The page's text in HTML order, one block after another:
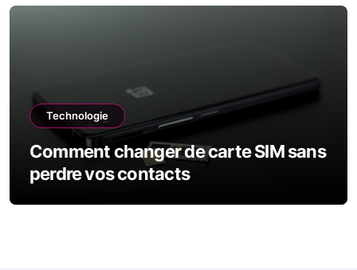
Technologie
Comment changer de carte SIM sans
perdre vos contacts